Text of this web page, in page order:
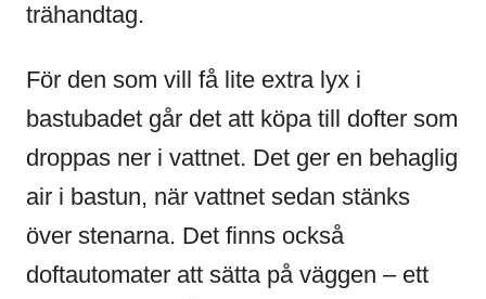
trähandtag.
För den som vill få lite extra lyx i
bastubadet går det att köpa till dofter som
droppas ner i vattnet. Det ger en behaglig
air i bastun, när vattnet sedan stänks
över stenarna. Det finns också
doftautomater att sätta på väggen – ett